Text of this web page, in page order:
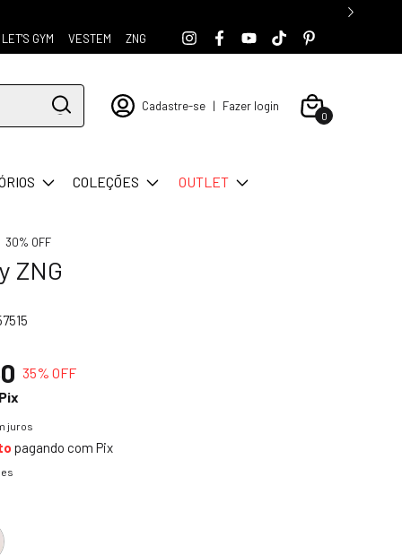
LET'S GYM VESTEM ZNG
Cadastre-se | Fazer login
0
COLEÇÕES OUTLET
30% OFF
ZNG
35% OFF
juros
pagando com Pix